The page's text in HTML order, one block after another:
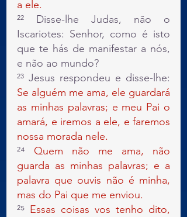
a ele.
²² Disse-lhe Judas, não o
Iscariotes: Senhor, como é isto
que te hás de manifestar a nós,
e não ao mundo?
Se alguém me ama, ele guardará
as minhas palavras; e meu Pai o
amará, e iremos a ele, e faremos
nossa morada nele.
²⁴ Quem não me ama, não
guarda as minhas palavras; e a
palavra que ouvis não é minha,
mas do Pai que me enviou.
²⁵ Essas coisas vos tenho dito,